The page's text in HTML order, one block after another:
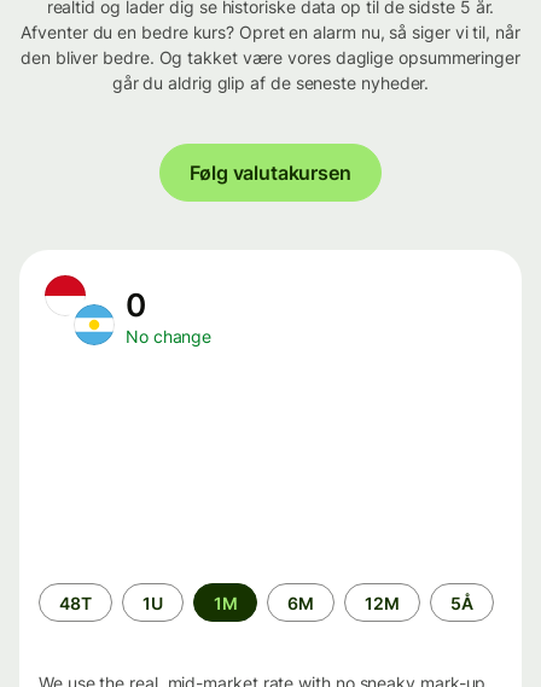
realtid og lader dig se historiske data op til de sidste 5 år.
Afventer du en bedre kurs? Opret en alarm nu, så siger vi til, når
den bliver bedre. Og takket være vores daglige opsummeringer
går du aldrig glip af de seneste nyheder.
Følg valutakursen
0
No change
Time
period
48T 1U 1M 6M 12M 5Å